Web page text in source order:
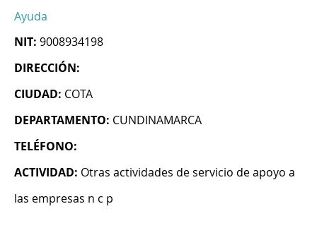
Ayuda
NIT: 9008934198
DIRECCIÓN:
CIUDAD: COTA
DEPARTAMENTO: CUNDINAMARCA
TELÉFONO:
ACTIVIDAD: Otras actividades de servicio de apoyo a
las empresas n c p